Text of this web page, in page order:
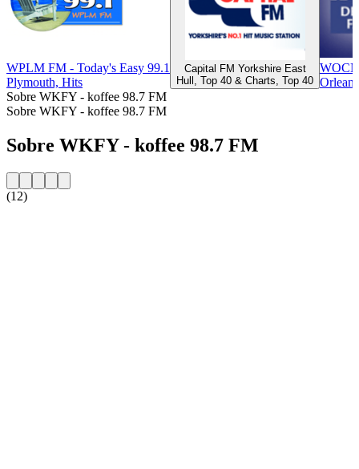
WPLM FM - Today's Easy 99.1
Plymouth, Hits
Capital FM Yorkshire East
Hull, Top 40 & Charts, Top 40
Sobre WKFY - koffee 98.7 FM
Sobre WKFY - koffee 98.7 FM
Sobre WKFY - koffee 98.7 FM
(12)